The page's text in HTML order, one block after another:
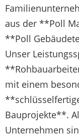
aus der **Poll
**Poll
Unser
mit einem
Bauprojekte**.
Unternehmen